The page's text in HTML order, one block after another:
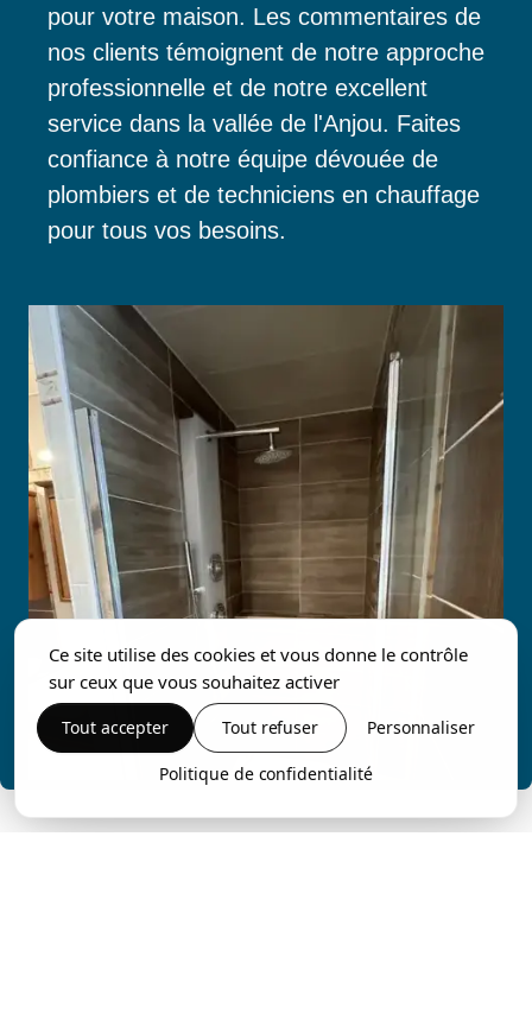
pour votre maison. Les commentaires de
nos clients témoignent de notre approche
professionnelle et de notre excellent
service dans la vallée de l'Anjou. Faites
confiance à notre équipe dévouée de
plombiers et de techniciens en chauffage
pour tous vos besoins.
Ce site utilise des cookies et vous donne le contrôle
sur ceux que vous souhaitez activer
Tout accepter Tout refuser Personnaliser
Politique de confidentialité